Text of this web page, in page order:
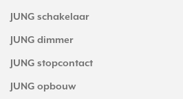
JUNG schakelaar
JUNG dimmer
JUNG stopcontact
JUNG opbouw